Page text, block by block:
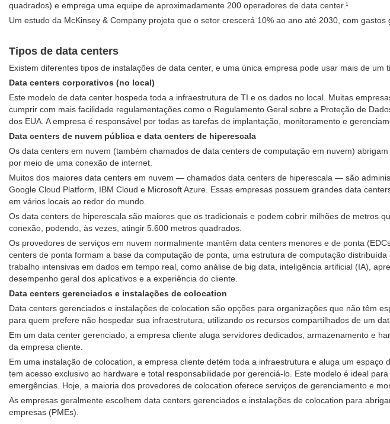
quadrados) e emprega uma equipe de aproximadamente 200 operadores de data center.¹
Um estudo da McKinsey & Company projeta que o setor crescerá 10% ao ano até 2030, com
Tipos de data centers
Existem diferentes tipos de instalações de data center, e uma única empresa pode usar mais de
Data centers corporativos (no local)
Este modelo de data center hospeda toda a infraestrutura de TI e os dados no local. Muitas
cumprir com mais facilidade regulamentações como o Regulamento Geral sobre a Proteção de
dos EUA. A empresa é responsável por todas as tarefas de implantação, monitoramento e
Data centers de nuvem pública e data centers de hiperescala
Os data centers em nuvem (também chamados de data centers de computação em nuvem)
por meio de uma conexão de internet.
Muitos dos maiores data centers em nuvem — chamados data centers de hiperescala — são
Google Cloud Platform, IBM Cloud e Microsoft Azure. Essas empresas possuem grandes data
em vários locais ao redor do mundo.
Os data centers de hiperescala são maiores que os tradicionais e podem cobrir milhões de metros
conexão, podendo, às vezes, atingir 5.600 metros quadrados.
Os provedores de serviços em nuvem normalmente mantêm data centers menores e de ponta
centers de ponta formam a base da computação de ponta, uma estrutura de computação
trabalho intensivas em dados em tempo real, como análise de big data, inteligência artificial (IA),
desempenho geral dos aplicativos e a experiência do cliente.
Data centers gerenciados e instalações de colocation
Data centers gerenciados e instalações de colocation são opções para organizações que não têm
para quem prefere não hospedar sua infraestrutura, utilizando os recursos compartilhados de um
Em um data center gerenciado, a empresa cliente aluga servidores dedicados, armazenamento e
da empresa cliente.
Em uma instalação de colocation, a empresa cliente detém toda a infraestrutura e aluga um
tem acesso exclusivo ao hardware e total responsabilidade por gerenciá-lo. Este modelo é ideal
emergências. Hoje, a maioria dos provedores de colocation oferece serviços de gerenciamento e
As empresas geralmente escolhem data centers gerenciados e instalações de colocation para
empresas (PMEs).